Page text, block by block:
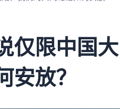
仅限中国大
安放？